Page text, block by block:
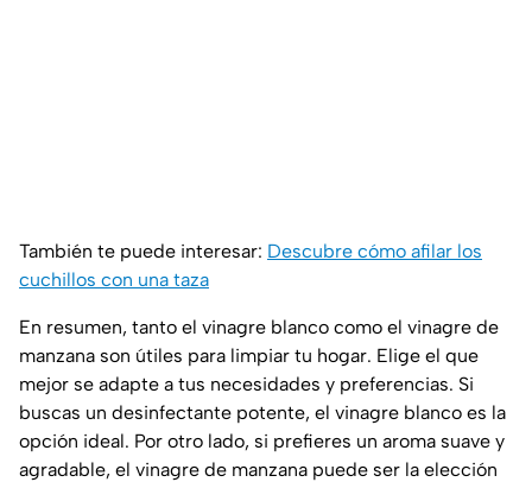
También te puede interesar: Descubre cómo afilar los
cuchillos con una taza
En resumen, tanto el vinagre blanco como el vinagre de
manzana son útiles para limpiar tu hogar. Elige el que
mejor se adapte a tus necesidades y preferencias. Si
buscas un desinfectante potente, el vinagre blanco es la
opción ideal. Por otro lado, si prefieres un aroma suave y
agradable, el vinagre de manzana puede ser la elección